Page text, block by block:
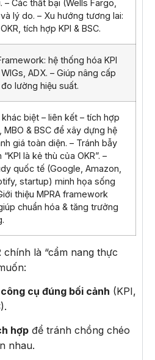
– Các thất bại (Wells Fargo,
lý do. – Xu hướng tương lai:
tích hợp KPI & BSC.
hệ thống hóa KPI
ADX. – Giúp nâng cấp
lường hiệu suất.
biệt – liên kết – tích hợp
MBO & BSC để xây dựng hệ
giá toàn diện. – Tránh bẫy
là kẻ thù của OKR”. –
quốc tế (Google, Amazon,
startup) minh họa sống
thiệu MPRA framework
chuẩn hóa & tăng trưởng
chính là “cẩm nang thực
cụ đúng bối cảnh (KPI,
hợp để tránh chồng chéo
nhau.